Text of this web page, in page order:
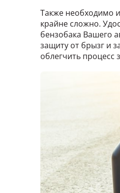
Также необходимо
крайне сложно.
бензобака Вашего
защиту от брызг и
облегчить процесс